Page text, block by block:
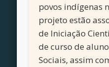
povos indígenas
projeto estão
de Iniciação
de curso de
Sociais, assim